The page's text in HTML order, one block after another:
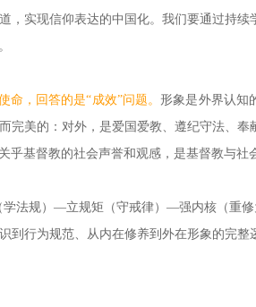
，实现信仰表达的中国化。我们要通过持
命，回答的是“成效”问题。形象是外界认知
完美的：对外，是爱国爱教、遵纪守法、
乎基督教的社会声誉和观感，是基督教与社
学法规）—立规矩（守戒律）—强内核（重
到行为规范、从内在修养到外在形象的完